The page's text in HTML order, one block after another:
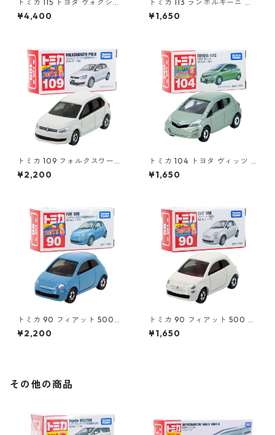
トミカ 115 トヨタ ヴォクシー
（初回特別仕様）#10801764
¥4,400
トミカ 113 ランボルギーニ レ
ヴェントン #10359791
¥1,650
トミカ 109 フォルクスワーゲ
ン ポロ（初回特別カラー）#1
0467380
¥2,200
トミカ 104 トヨタ ヴィッツ #
10392507
¥1,650
トミカ 90 フィアット 500
（初回特別カラー）#1047108
0
¥2,200
トミカ 90 フィアット 500 #1
0471011
¥1,650
その他の商品